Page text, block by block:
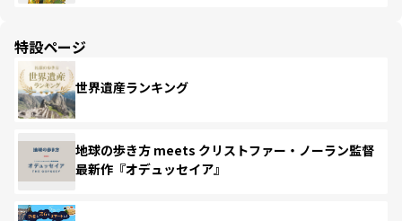
特設ページ
世界遺産ランキング
地球の歩き方 meets クリストファー・ノーラン監督
最新作『オデュッセイア』